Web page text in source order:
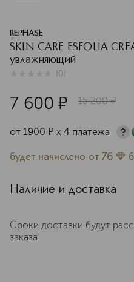
REPHASE
SKIN CARE ESFOLIA
увлажняющий
(0)
7 600 ¤ 15 200 ¤
от 1900 ¤ х 4 платежа
будет начислено от 76
Наличие и доставка
Сроки доставки будут
заказа